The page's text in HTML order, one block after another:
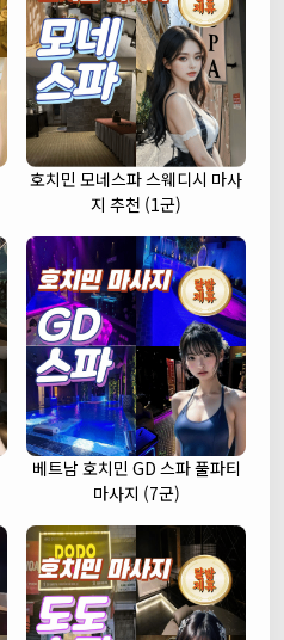
호치민 모네스파 스웨디시 마사
지 추천 (1군)
베트남 호치민 GD 스파 풀파티
마사지 (7군)